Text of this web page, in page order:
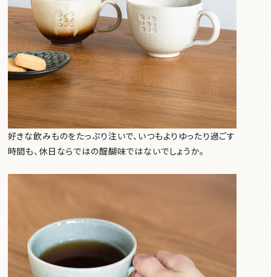
好きな飲みものをたっぷり注いで、いつもよりゆったり過ごす
時間も、休日ならではの醍醐味ではないでしょうか。